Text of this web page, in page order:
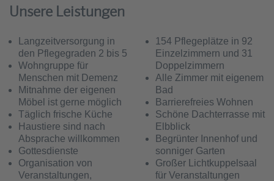
Unsere Leistungen
Langzeitversorgung in
den Pflegegraden 2 bis 5
Wohngruppe für
Menschen mit Demenz
Mitnahme der eigenen
Möbel ist gerne möglich
Täglich frische Küche
Haustiere sind nach
Absprache willkommen
Gottesdienste
Organisation von
Veranstaltungen,
154 Pflegeplätze in 92
Einzelzimmern und 31
Doppelzimmern
Alle Zimmer mit eigenem
Bad
Barrierefreies Wohnen
Schöne Dachterrasse mit
Elbblick
Begrünter Innenhof und
sonniger Garten
Großer Lichtkuppelsaal
für Veranstaltungen